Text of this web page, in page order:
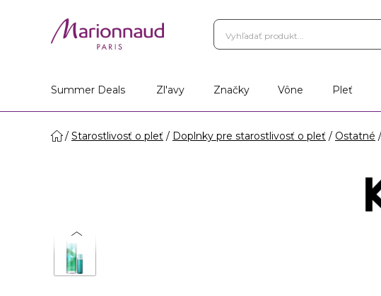
Summer Deals Zl'avy Značky Vône Pleť
Starostlivosť o pleť Doplnky pre starostlivosť o pleť Ostatné